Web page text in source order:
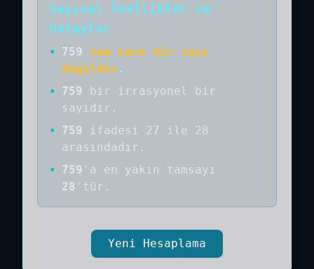
Sayısal Özellikler ve
Detaylar
• 759
tam kare bir sayı
değildir .
•
759 bir
irrasyonel bir
sayıdır .
•
759
ifadesi 27 ile 28
arasındadır.
•
759 'a en yakın tamsayı
28 'tür.
Yeni Hesaplama